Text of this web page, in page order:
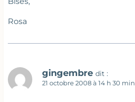
Rosa
gingembre dit :
21 octobre 2008 à 14 h 30 min